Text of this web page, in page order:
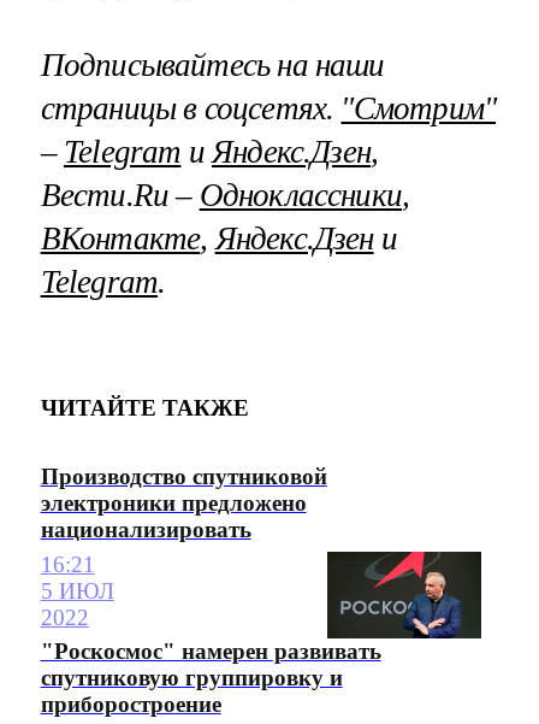
Подписывайтесь на наши
страницы в соцсетях. "Смотрим"
– Telegram иЯндекс.Дзен,
Вести.Ru – Одноклассники,
ВКонтакте,Яндекс.Дзени
Telegram.
ЧИТАЙТЕ ТАКЖЕ
Производство спутниковой
электроники предложено
национализировать
16:21
5 ИЮЛ
2022
"Роскосмос" намерен развивать
спутниковую группировку и
приборостроение